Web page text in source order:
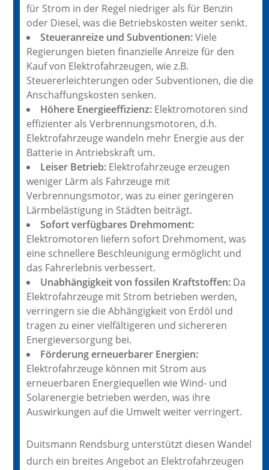
für Strom in der Regel niedriger als für Benzin
oder Diesel, was die Betriebskosten weiter senkt.
Steueranreize und Subventionen:Viele
Regierungen bieten finanzielle Anreize für den
Kauf von Elektrofahrzeugen, wie z.B.
Steuererleichterungen oder Subventionen, die die
Anschaffungskosten senken.
Höhere Energieeffizienz:Elektromotoren sind
effizienter als Verbrennungsmotoren, d.h.
Elektrofahrzeuge wandeln mehr Energie aus der
Batterie in Antriebskraft um.
Leiser Betrieb:Elektrofahrzeuge erzeugen
weniger Lärm als Fahrzeuge mit
Verbrennungsmotor, was zu einer geringeren
Lärmbelästigung in Städten beiträgt.
Sofort verfügbares Drehmoment:
Elektromotoren liefern sofort Drehmoment, was
eine schnellere Beschleunigung ermöglicht und
das Fahrerlebnis verbessert.
Unabhängigkeit von fossilen Kraftstoffen:Da
Elektrofahrzeuge mit Strom betrieben werden,
verringern sie die Abhängigkeit von Erdöl und
tragen zu einer vielfältigeren und sichereren
Energieversorgung bei.
Förderung erneuerbarer Energien:
Elektrofahrzeuge können mit Strom aus
erneuerbaren Energiequellen wie Wind- und
Solarenergie betrieben werden, was ihre
Auswirkungen auf die Umwelt weiter verringert.
Duitsmann Rendsburg unterstützt diesen Wandel
durch ein breites Angebot an Elektrofahrzeugen